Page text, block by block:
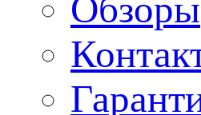
Обзоры